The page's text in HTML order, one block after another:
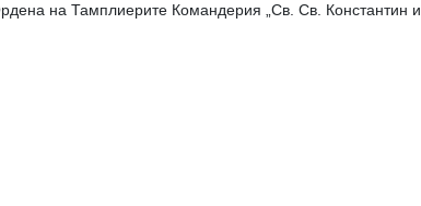
на Тамплиерите Командерия „Св. Св. Константин и